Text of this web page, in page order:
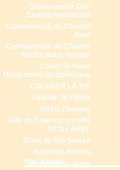
Communauté Don
Camillo-Montmirail
Communauté du Chemin
Neuf
Communauté du Chemin
Neuf Ephata Voyage
Credo Schloss
Unspunnen Gruppenhaus
CULTIVER LA VIE
Famille Je t'aime
GBEU (Suisse)
Gîte du Charron, certifié
ECO-LABEL
Grain de Blé Suisse
Horizons France
Jeunesse ardente
MAGAZINES